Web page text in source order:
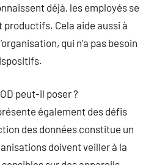
déjà, les employés se
productifs. Cela aide aussi à
qui n’a pas besoin
peut-il poser ?
également des défis
des données constitue un
doivent veiller à la